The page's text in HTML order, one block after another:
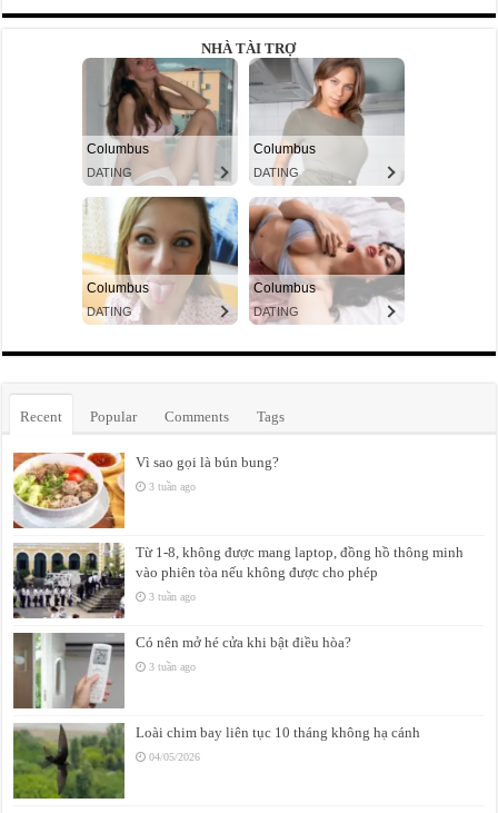
NHÀ TÀI TRỢ
Recent Popular Comments Tags
Vì sao gọi là bún bung?
3 tuần ago
Từ 1-8, không được mang laptop, đồng hồ thông minh
vào phiên tòa nếu không được cho phép
3 tuần ago
Có nên mở hé cửa khi bật điều hòa?
3 tuần ago
Loài chim bay liên tục 10 tháng không hạ cánh
04/05/2026